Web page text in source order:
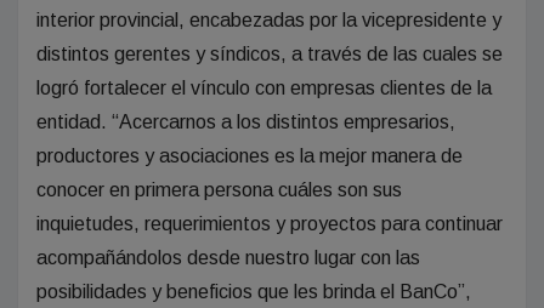
interior provincial, encabezadas por la vicepresidente y
distintos gerentes y síndicos, a través de las cuales se
logró fortalecer el vínculo con empresas clientes de la
entidad. “Acercarnos a los distintos empresarios,
productores y asociaciones es la mejor manera de
conocer en primera persona cuáles son sus
inquietudes, requerimientos y proyectos para continuar
acompañándolos desde nuestro lugar con las
posibilidades y beneficios que les brinda el BanCo”,